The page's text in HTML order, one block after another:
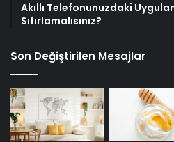
Akıllı Telefonunuzdaki
Sıfırlamalısınız?
Son Değiştirilen Mesajlar